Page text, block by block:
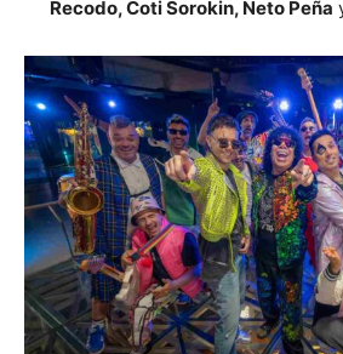
Recodo, Coti Sorokin, Neto Peña